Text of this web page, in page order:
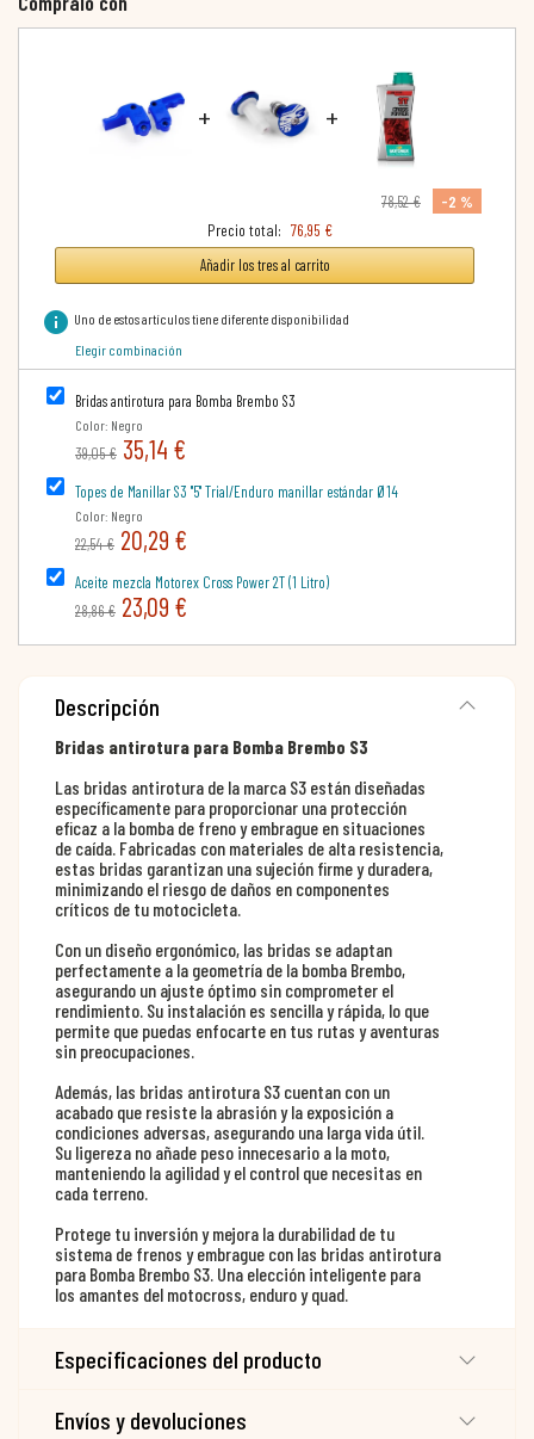
+ +
78,52 €
-2 %
Precio total: 76,95 €
Añadir los tres al carrito
info Uno de estos artículos tiene diferente disponibilidad
Elegir combinación
Bridas antirotura para Bomba Brembo S3
Color: Negro
39,05 € 35,14 €
Topes de Manillar S3 "5" Trial/Enduro manillar estándar Ø14
Color: Negro
22,54 € 20,29 €
Aceite mezcla Motorex Cross Power 2T (1 Litro)
28,86 € 23,09 €
Descripción
Bridas antirotura para Bomba Brembo S3
Las bridas antirotura de la marca S3 están diseñadas
específicamente para proporcionar una protección
eficaz a la bomba de freno y embrague en situaciones
de caída. Fabricadas con materiales de alta resistencia,
estas bridas garantizan una sujeción firme y duradera,
minimizando el riesgo de daños en componentes
críticos de tu motocicleta.
Con un diseño ergonómico, las bridas se adaptan
perfectamente a la geometría de la bomba Brembo,
asegurando un ajuste óptimo sin comprometer el
rendimiento. Su instalación es sencilla y rápida, lo que
permite que puedas enfocarte en tus rutas y aventuras
sin preocupaciones.
Además, las bridas antirotura S3 cuentan con un
acabado que resiste la abrasión y la exposición a
condiciones adversas, asegurando una larga vida útil.
Su ligereza no añade peso innecesario a la moto,
manteniendo la agilidad y el control que necesitas en
cada terreno.
Protege tu inversión y mejora la durabilidad de tu
sistema de frenos y embrague con las bridas antirotura
para Bomba Brembo S3. Una elección inteligente para
los amantes del motocross, enduro y quad.
Especificaciones del producto
Envíos y devoluciones